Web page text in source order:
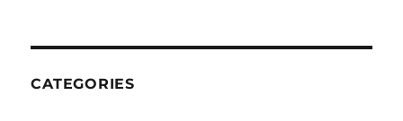
CATEGORIES